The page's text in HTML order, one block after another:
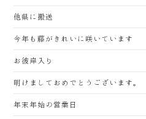
他県に搬送
今年も藤がきれいに咲いています
お彼岸入り
明けましておめでとうございます。
年末年始の営業日